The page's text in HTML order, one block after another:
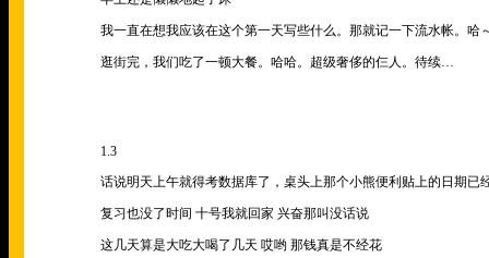
我一直在想我应该在这个第一天写些什么。那就记一下流水帐。哈
逛街完，我们吃了一顿大餐。哈哈。超级奢侈的仨人。待续…­
1.3
话说明天上午就得考数据库了，桌头上那个小熊便利贴上的日期已
复习也没了时间 十号我就回家 兴奋那叫没话说
这几天算是大吃大喝了几天 哎哟 那钱真是不经花